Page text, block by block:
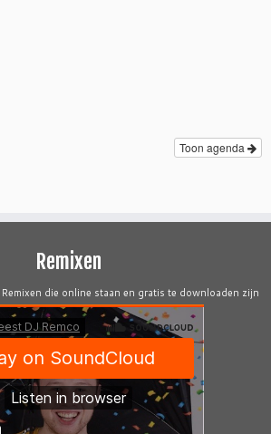
Toon agenda
Remixen
Remixen die online staan en gratis te downloaden zijn